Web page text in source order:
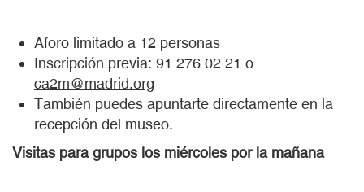
Aforo limitado a 12 personas
Inscripción previa: 91 276 02 21 o
ca2m@madrid.org
También puedes apuntarte directamente en la
recepción del museo.
Visitas para grupos los miércoles por la mañana